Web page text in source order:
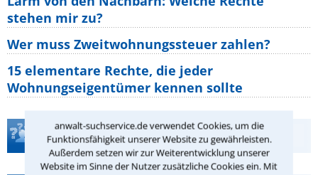
anwalt-suchservice.de verwendet Cookies, um die
Funktionsfähigkeit unserer Website zu gewährleisten.
Außerdem setzen wir zur Weiterentwicklung unserer
Website im Sinne der Nutzer zusätzliche Cookies ein. Mit
stehen mir zu?
Wer muss Zweitwohnungssteuer zahlen?
15 elementare Rechte, die jeder
Wohnungseigentümer kennen sollte
Teste Dein Rechtswissen